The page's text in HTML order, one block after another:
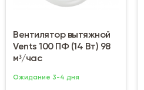
Вентилятор вытяжной
Vents 100 ПФ (14 Вт) 98
м³/час
Ожидание 3-4 дня